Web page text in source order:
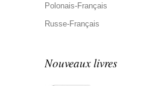
Polonais-Français
Russe-Français
Nouveaux livres